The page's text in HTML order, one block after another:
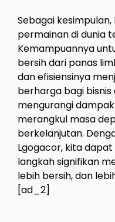
Sebagai
permainan di dunia
Kemampuannya
bersih dari panas
dan efisiensinya
berharga bagi bisnis
mengurangi
merangkul masa
berkelanjutan.
Lgogacor, kita
langkah signifikan
lebih bersih, dan
[ad_2]